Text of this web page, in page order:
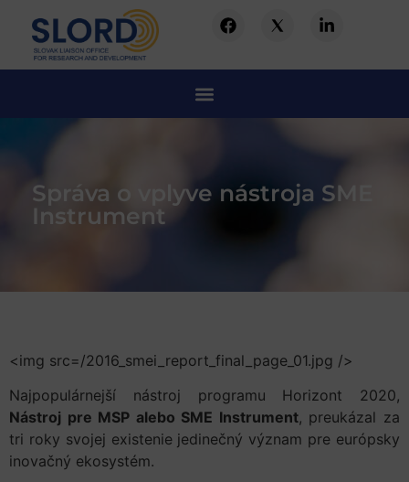
Správa o vplyve nástroja SME
Instrument
<img src=/2016_smei_report_final_page_01.jpg />
Najpopulárnejší nástroj programu Horizont 2020,
Nástroj pre MSP alebo SME Instrument, preukázal za
tri roky svojej existenie jedinečný význam pre európsky
inovačný ekosystém.